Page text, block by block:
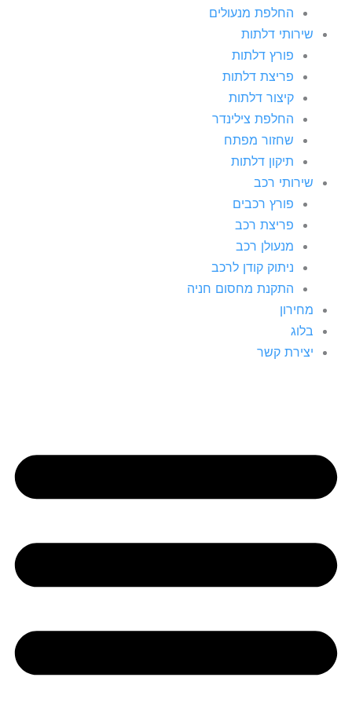
החלפת מנעולים
שירותי דלתות
פורץ דלתות
פריצת דלתות
קיצור דלתות
החלפת צילינדר
שחזור מפתח
תיקון דלתות
שירותי רכב
פורץ רכבים
פריצת רכב
מנעולן רכב
ניתוק קודן לרכב
התקנת מחסום חניה
מחירון
בלוג
יצירת קשר